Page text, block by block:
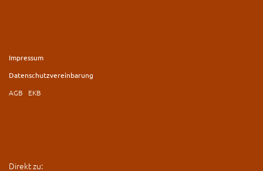
Impressum
Datenschutzvereinbarung
AGB
EKB
Direkt zu: